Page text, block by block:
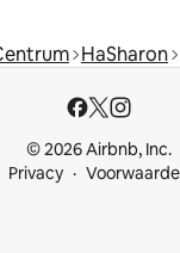
HaSharon
© 2026 Airbnb, Inc.
Privacy